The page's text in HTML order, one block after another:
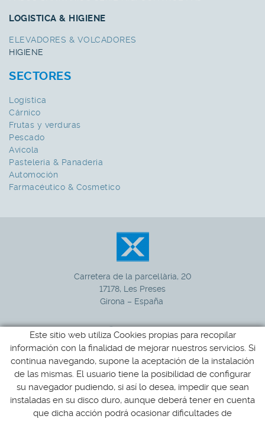
LOGISTICA & HIGIENE
ELEVADORES & VOLCADORES
HIGIENE
SECTORES
Logística
Cárnico
Frutas y verduras
Pescado
Avícola
Pasteleria & Panaderia
Automoción
Farmacéutico & Cosmetico
Carretera de la parcel·lària, 20
17178, Les Preses
Girona – España
+34972 265 100
xucla@xucla.es
Este sitio web utiliza Cookies propias para recopilar
información con la finalidad de mejorar nuestros servicios. Si
continua navegando, supone la aceptación de la instalación
de las mismas. El usuario tiene la posibilidad de configurar
su navegador pudiendo, si así lo desea, impedir que sean
instaladas en su disco duro, aunque deberá tener en cuenta
que dicha acción podrá ocasionar dificultades de